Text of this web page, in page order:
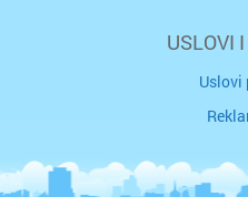
USLOVI
Uslovi